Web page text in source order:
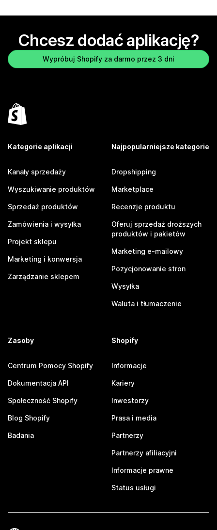
Chcesz dodać aplikację?
Wypróbuj Shopify za darmo przez 3 dni
Kategorie aplikacji
Kanały sprzedaży
Wyszukiwanie produktów
Sprzedaż produktów
Zamówienia i wysyłka
Projekt sklepu
Marketing i konwersja
Zarządzanie sklepem
Najpopularniejsze kategorie
Dropshipping
Marketplace
Recenzje produktu
Oferuj sprzedaż droższych
produktów i pakietów
Marketing e-mailowy
Pozycjonowanie stron
Wysyłka
Waluta i tłumaczenie
Zasoby
Centrum Pomocy Shopify
Dokumentacja API
Społeczność Shopify
Blog Shopify
Badania
Shopify
Informacje
Kariery
Inwestorzy
Prasa i media
Partnerzy
Partnerzy afiliacyjni
Informacje prawne
Status usługi